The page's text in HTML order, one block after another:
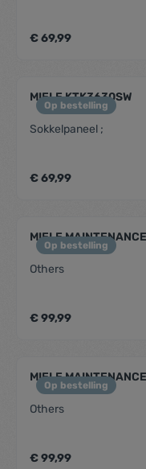
€ 69,99
Op bestelling
MIELE KTK3630SW
Sokkelpaneel ;
€ 69,99
Op bestelling
MIELE
Others
€ 99,99
Op bestelling
MIELE
Others
€ 99,99